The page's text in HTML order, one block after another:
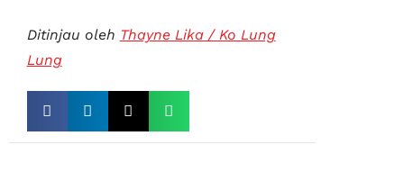
Ditinjau oleh Thayne Lika / Ko Lung
Lung